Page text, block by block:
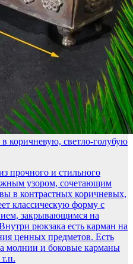
коричневую, светло-голубую
прочного и стильного
узором, сочетающим
в контрастных коричневых,
классическую форму с
закрывающимся на
рюкзака есть карман на
ценных предметов. Есть
молнии и боковые карманы